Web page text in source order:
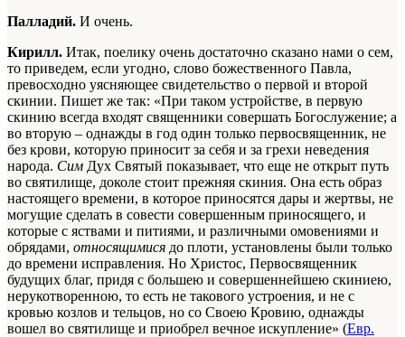
Палладий. И очень.
Кирилл. Итак, поелику очень достаточно сказано нами о сем,
то приведем, если угодно, слово божественного Павла,
превосходно уясняющее свидетельство о первой и второй
скинии. Пишет же так: «При таком устройстве, в первую
скинию всегда входят священники совершать Богослужение; а
во вторую – однажды в год один только первосвященник, не
без крови, которую приносит за себя и за грехи неведения
народа. Сим Дух Святый показывает, что еще не открыт путь
во святилище, доколе стоит прежняя скиния. Она есть образ
настоящего времени, в которое приносятся дары и жертвы, не
могущие сделать в совести совершенным приносящего, и
которые с яствами и питиями, и различными омовениями и
обрядами, относящимися до плоти, установлены были только
до времени исправления. Но Христос, Первосвященник
будущих благ, придя с большею и совершеннейшею скиниею,
нерукотворенною, то есть не такового устроения, и не с
кровью козлов и тельцов, но со Своею Кровию, однажды
вошел во святилище и приобрел вечное искупление» (Евр.